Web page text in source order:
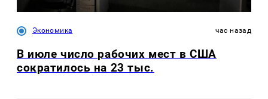
Экономика час назад
В июле число рабочих мест в США
сократилось на 23 тыс.